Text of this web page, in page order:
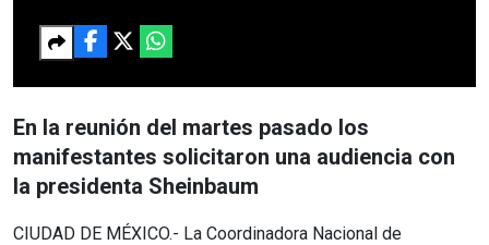
En la reunión del martes pasado los
manifestantes solicitaron una audiencia con
la presidenta Sheinbaum
CIUDAD DE MÉXICO.- La Coordinadora Nacional de